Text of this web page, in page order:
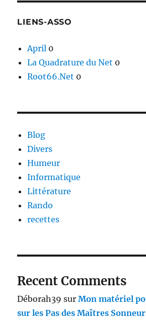
LIENS-ASSO
April 0
La Quadrature du Net 0
Root66.Net 0
Blog
Divers
Humeur
Informatique
Littérature
Rando
recettes
Recent Comments
Déborah39 surMon matériel
sur les Pas des Maîtres